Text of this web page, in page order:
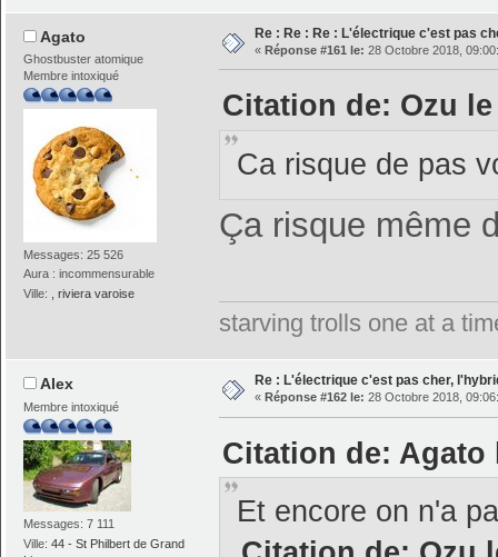
Agato
Ghostbuster atomique
Membre intoxiqué
Messages: 25 526
Aura : incommensurable
Ville:
, riviera varoise
Re : Re : Re : L'électrique c'est pas
« Réponse #161 le: 28 Octobre 2018,
Citation de: Ozu le
Ca risque de pas
Ça risque même
starving trolls one at a
Alex
Membre intoxiqué
Messages: 7 111
Ville:44 - St Philbert de Grand
Re : L'électrique c'est pas cher,
« Réponse #162 le: 28 Octobre 2018,
Citation de: Agato
Et encore on n'a